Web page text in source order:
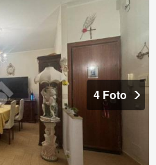
4 Foto